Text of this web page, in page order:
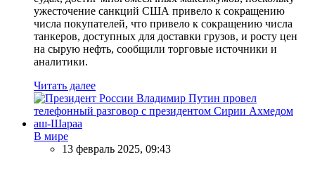
ужесточение санкций США привело к сокращению
числа покупателей, что привело к сокращению числа
танкеров, доступных для доставки грузов, и росту цен
на сырую нефть, сообщили торговые источники и
аналитики.
Читать далее
В мире
13 февраль 2025, 09:43